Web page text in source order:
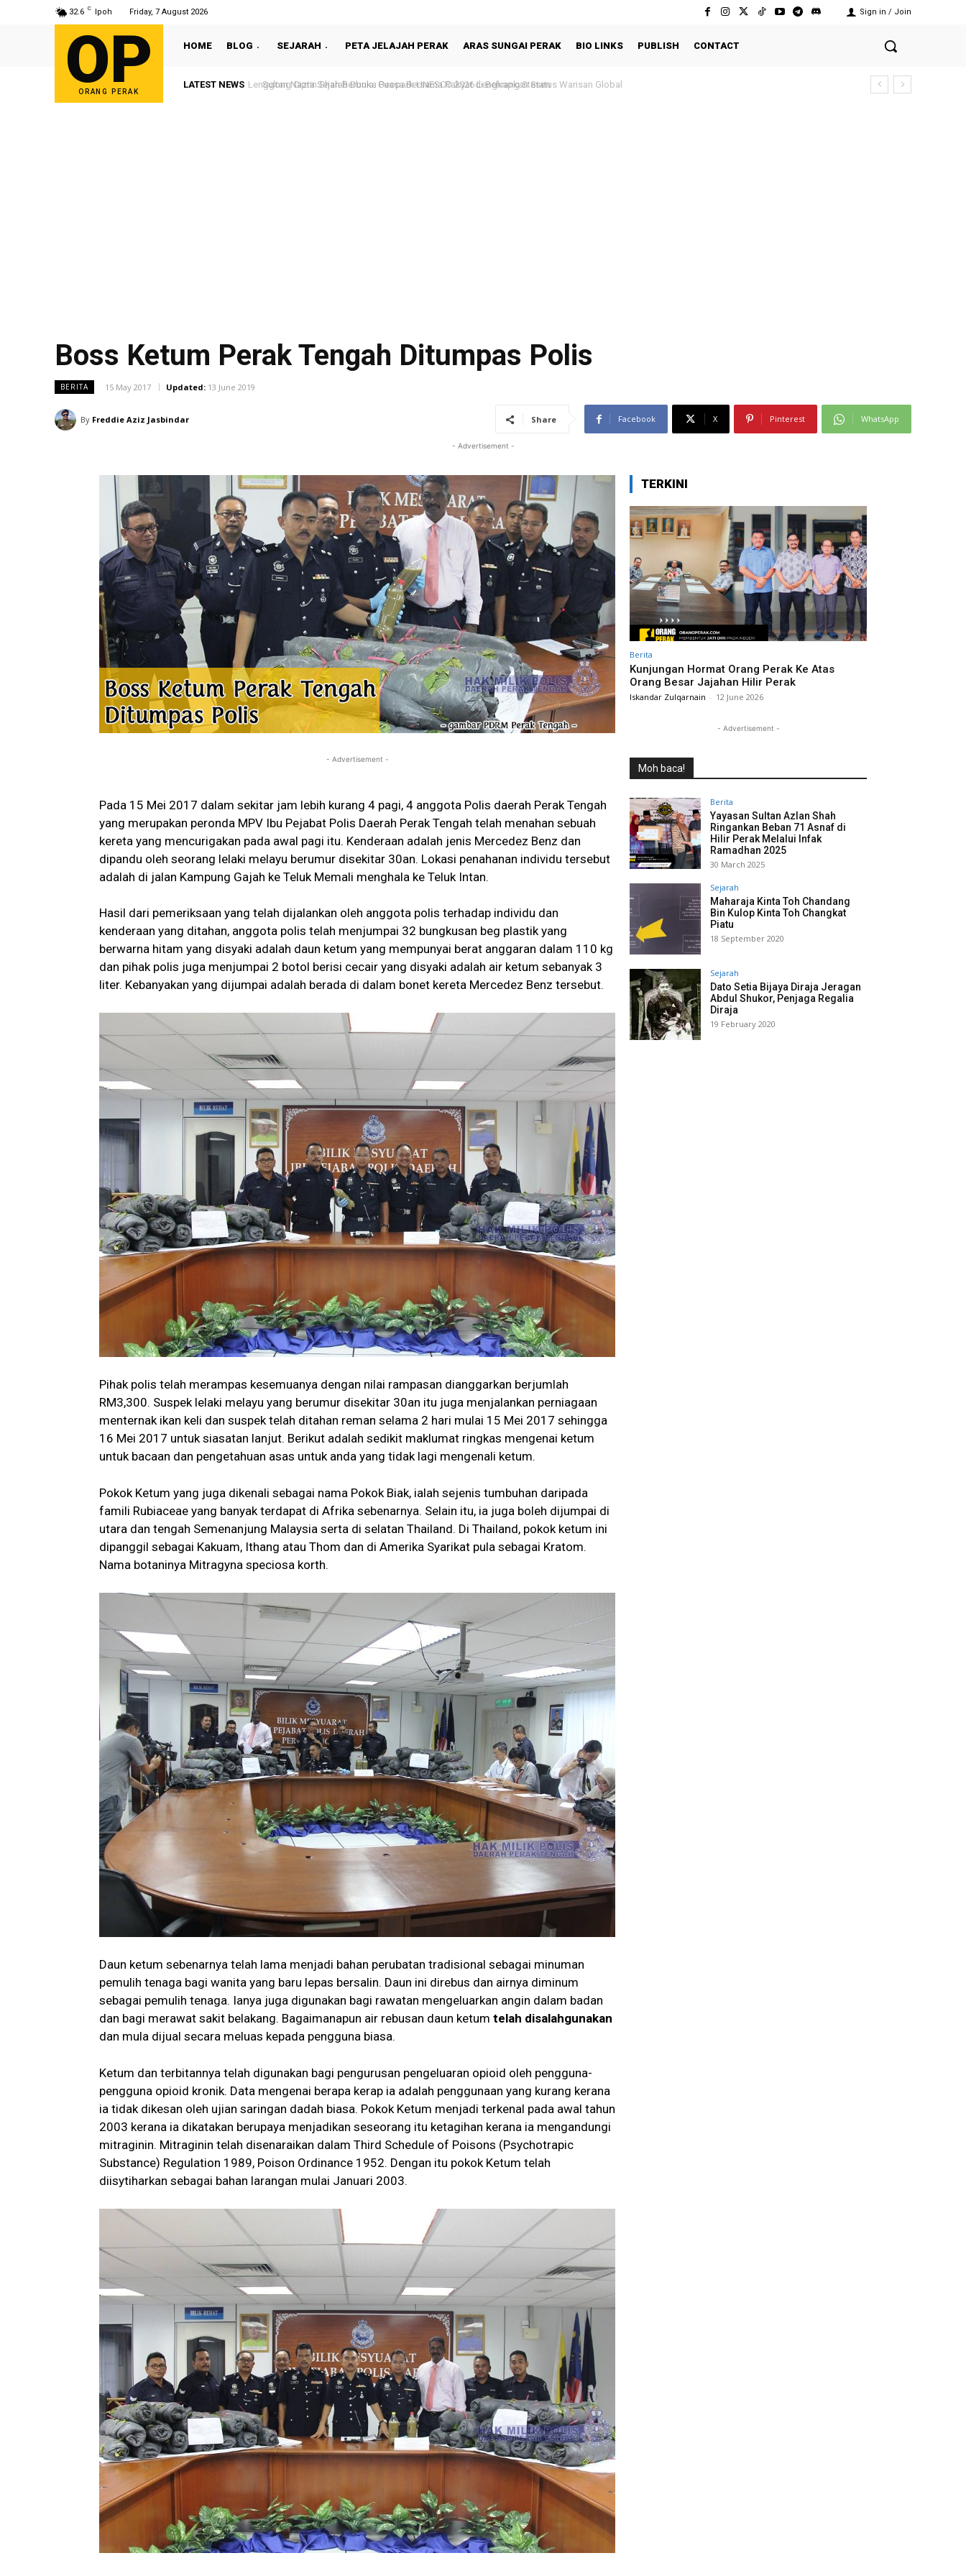
32.6 C Ipoh Friday, 7 August 2026 Sign in / Join
OP
ORANG PERAK
HOME BLOG SEJARAH PETA JELAJAH PERAK ARAS SUNGAI PERAK BIO LINKS PUBLISH CONTACT
LATEST NEWS Sultan Nazrin Shah Berbuka Puasa Bersama Rakyat di Behrang Stesen
Boss Ketum Perak Tengah Ditumpas Polis
BERITA 15 May 2017 Updated: 13 June 2019
By Freddie Aziz Jasbindar Share Facebook X Pinterest WhatsApp
- Advertisement -
- Advertisement -
Pada 15 Mei 2017 dalam sekitar jam lebih kurang 4 pagi, 4 anggota Polis daerah Perak Tengah
yang merupakan peronda MPV Ibu Pejabat Polis Daerah Perak Tengah telah menahan sebuah
kereta yang mencurigakan pada awal pagi itu. Kenderaan adalah jenis Mercedez Benz dan
dipandu oleh seorang lelaki melayu berumur disekitar 30an. Lokasi penahanan individu tersebut
adalah di jalan Kampung Gajah ke Teluk Memali menghala ke Teluk Intan.
Hasil dari pemeriksaan yang telah dijalankan oleh anggota polis terhadap individu dan
kenderaan yang ditahan, anggota polis telah menjumpai 32 bungkusan beg plastik yang
berwarna hitam yang disyaki adalah daun ketum yang mempunyai berat anggaran dalam 110 kg
dan pihak polis juga menjumpai 2 botol berisi cecair yang disyaki adalah air ketum sebanyak 3
liter. Kebanyakan yang dijumpai adalah berada di dalam bonet kereta Mercedez Benz tersebut.
Pihak polis telah merampas kesemuanya dengan nilai rampasan dianggarkan berjumlah
RM3,300. Suspek lelaki melayu yang berumur disekitar 30an itu juga menjalankan perniagaan
menternak ikan keli dan suspek telah ditahan reman selama 2 hari mulai 15 Mei 2017 sehingga
16 Mei 2017 untuk siasatan lanjut. Berikut adalah sedikit maklumat ringkas mengenai ketum
untuk bacaan dan pengetahuan asas untuk anda yang tidak lagi mengenali ketum.
Pokok Ketum yang juga dikenali sebagai nama Pokok Biak, ialah sejenis tumbuhan daripada
famili Rubiaceae yang banyak terdapat di Afrika sebenarnya. Selain itu, ia juga boleh dijumpai di
utara dan tengah Semenanjung Malaysia serta di selatan Thailand. Di Thailand, pokok ketum ini
dipanggil sebagai Kakuam, Ithang atau Thom dan di Amerika Syarikat pula sebagai Kratom.
Nama botaninya Mitragyna speciosa korth.
Daun ketum sebenarnya telah lama menjadi bahan perubatan tradisional sebagai minuman
pemulih tenaga bagi wanita yang baru lepas bersalin. Daun ini direbus dan airnya diminum
sebagai pemulih tenaga. Ianya juga digunakan bagi rawatan mengeluarkan angin dalam badan
dan bagi merawat sakit belakang. Bagaimanapun air rebusan daun ketum telah disalahgunakan
dan mula dijual secara meluas kepada pengguna biasa.
Ketum dan terbitannya telah digunakan bagi pengurusan pengeluaran opioid oleh pengguna-
pengguna opioid kronik. Data mengenai berapa kerap ia adalah penggunaan yang kurang kerana
ia tidak dikesan oleh ujian saringan dadah biasa. Pokok Ketum menjadi terkenal pada awal tahun
2003 kerana ia dikatakan berupaya menjadikan seseorang itu ketagihan kerana ia mengandungi
mitraginin. Mitraginin telah disenaraikan dalam Third Schedule of Poisons (Psychotrapic
Substance) Regulation 1989, Poison Ordinance 1952. Dengan itu pokok Ketum telah
diisytiharkan sebagai bahan larangan mulai Januari 2003.
TERKINI
Berita
Kunjungan Hormat Orang Perak Ke Atas
Orang Besar Jajahan Hilir Perak
Iskandar Zulqarnain - 12 June 2026
- Advertisement -
Moh baca!
Berita
Yayasan Sultan Azlan Shah
Ringankan Beban 71 Asnaf di
Hilir Perak Melalui Infak
Ramadhan 2025
30 March 2025
Sejarah
Maharaja Kinta Toh Chandang
Bin Kulop Kinta Toh Changkat
Piatu
18 September 2020
Sejarah
Dato Setia Bijaya Diraja Jeragan
Abdul Shukor, Penjaga Regalia
Diraja
19 February 2020